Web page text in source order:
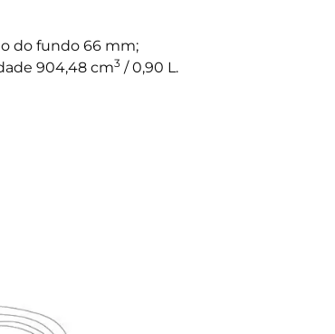
do fundo 66 mm;
904,48 cm3 / 0,90 L.